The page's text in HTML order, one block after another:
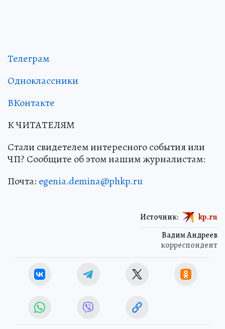
Телеграм
Одноклассники
ВКонтакте
К ЧИТАТЕЛЯМ
Стали свидетелем интересного события или
ЧП? Сообщите об этом нашим журналистам:
Почта: egenia.demina@phkp.ru
Вадим Андреев
корреспондент
Источник: kp.ru